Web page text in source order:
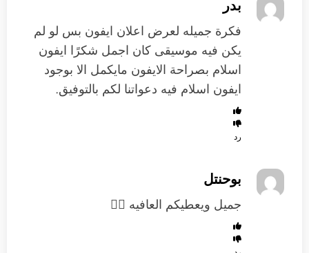
بدر
فكرة جميله لعرض اعلان ايفون بس لو لم
يكن فيه موسيقى كان اجمل شكرًا ايفون
اسلام بصراحة الايفون مايكمل الا بوجود
ايفون اسلام فيه دعواتنا لكم بالتوفيق.
رد
بوحنتل
جميل ويعطيكم العافيه 